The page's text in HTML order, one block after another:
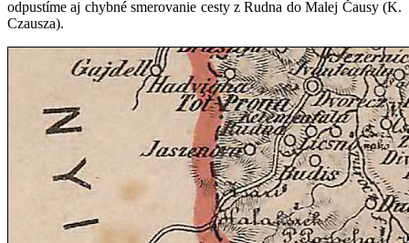
odpustíme aj chybné smerovanie cesty z Rudna do Malej Čausy (K.
Czausza).